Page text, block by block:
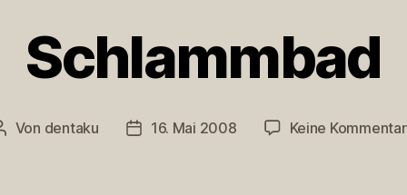
Schlammbad
Von dentaku Veröffentlichungsdatum
16. Mai 2008 Keine